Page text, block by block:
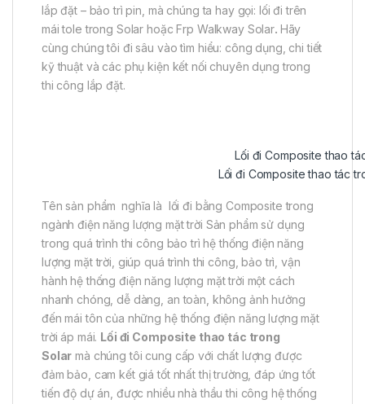
lắp đặt – bảo trì pin, mà chúng ta hay gọi: lối đi trên
mái tole trong Solar hoặc Frp Walkway Solar. Hãy
cùng chúng tôi đi sâu vào tìm hiểu: công dụng, chi tiết
kỹ thuật và các phụ kiện kết nối chuyên dụng trong
thi công lắp đặt.
Lối đi Composite thao
Lối đi Composite thao tác
Tên sản phẩm nghĩa là lối đi bằng Composite trong
ngành điện năng lượng mặt trời Sản phẩm sử dụng
trong quá trình thi công bảo trì hệ thống điện năng
lượng mặt trời, giúp quá trình thi công, bảo trì, vận
hành hệ thống điện năng lượng mặt trời một cách
nhanh chóng, dễ dàng, an toàn, không ảnh hưởng
đến mái tôn của những hệ thống điện năng lượng mặt
trời áp mái. Lối đi Composite thao tác trong
Solar mà chúng tôi cung cấp với chất lượng được
đảm bảo, cam kết giá tốt nhất thị trường, đáp ứng tốt
tiến độ dự án, được nhiều nhà thầu thi công hệ thống